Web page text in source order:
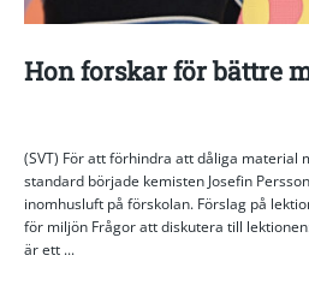
Hon forskar för bättre
(SVT) För att förhindra att dåliga material
standard började kemisten Josefin
inomhusluft på förskolan. Förslag på
för miljön Frågor att diskutera till
är ett ...